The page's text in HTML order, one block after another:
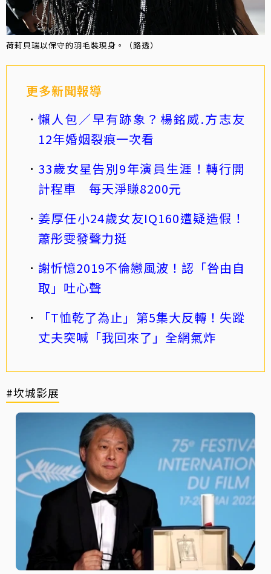
荷莉貝瑞以保守的羽毛裝現身。（路透）
更多新聞報導
懶人包／早有跡象？楊銘威.方志友
12年婚姻裂痕一次看
33歲女星告別9年演員生涯！轉行開
計程車 每天淨賺8200元
姜厚任小24歲女友IQ160遭疑造假！
蕭彤雯發聲力挺
謝忻憶2019不倫戀風波！認「咎由自
取」吐心聲
「T恤乾了為止」第5集大反轉！失蹤
丈夫突喊「我回來了」全網氣炸
#坎城影展